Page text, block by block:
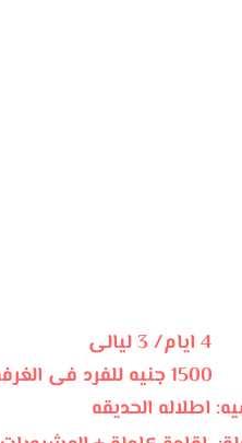
اطلاله الحديقه